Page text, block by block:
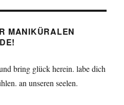
MANIKÜRALEN
bring glück herein. labe dich
an unseren seelen.